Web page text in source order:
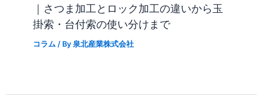
｜さつま加工とロック加工の違いから玉
掛索・台付索の使い分けまで
コラム / By泉北産業株式会社